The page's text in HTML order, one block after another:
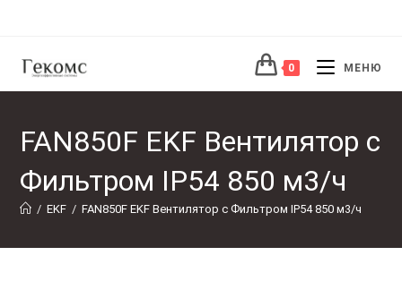
0 МЕНЮ
FAN850F EKF Вентилятор с
Фильтром IP54 850 м3/ч
/ EKF / FAN850F EKF Вентилятор с Фильтром IP54 850 м3/ч